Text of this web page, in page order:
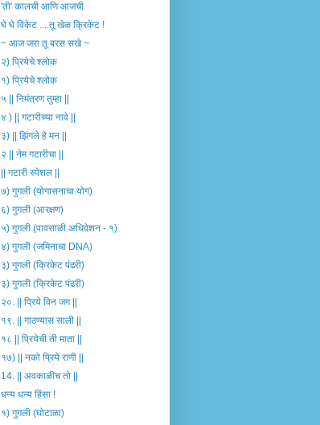
'ती' कालची आणि आजची
घे घे विकेट ....तू खेळ क्रिकेट !
~ आज जरा तू बरस सखे ~
२) प्रियेचे श्लोक
१) प्रियेचे श्लोक
५ || निमंत्रण तुम्हा ||
४ ) || गटारीच्या नावे ||
३) || झिंगले हे मन ||
२ || नेम गटारीचा ||
|| गटारी स्पेशल ||
७) गुगली (योगासनाचा योग)
६) गुगली (आरक्षण)
५) गुगली (पावसाळी अधिवेशन - १)
४) गुगली (जमिनाचा DNA)
३) गुगली (क्रिकेट पंढरी)
३) गुगली (क्रिकेट पंढरी)
२०. || प्रिये विन जग ||
१९. || गाठण्यास साली ||
१८ || प्रियेची ती माता ||
१७) || नको प्रिये राणी ||
14. || अवकाळीच तो ||
धन्य धन्य हिंसा !
१) गुगली (घोटाळा)